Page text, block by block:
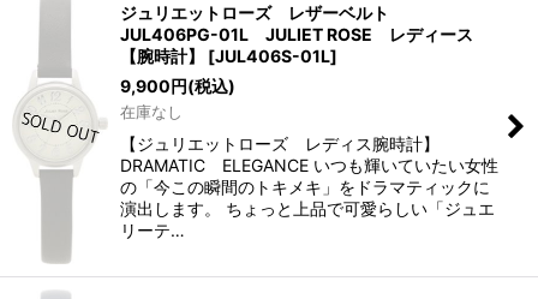
ジュリエットローズ レザーベルト
JUL406PG-01L JULIET ROSE レディース
【腕時計】
[JUL406S-01L]
9,900円(税込)
在庫なし
【ジュリエットローズ レディス腕時計】
DRAMATIC ELEGANCE いつも輝いていたい女性
の「今この瞬間のトキメキ」をドラマティックに
演出します。 ちょっと上品で可愛らしい「ジュエ
リーテ…